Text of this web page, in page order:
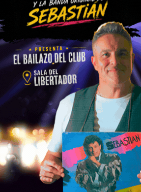
Farándula
CONFESIÓN | 10/05/2026
“¿Quién no tiene
chicas?”: la
sexual de Nicole
que explotó
La impactante
Nicole Neumann:
uno, chicas?”